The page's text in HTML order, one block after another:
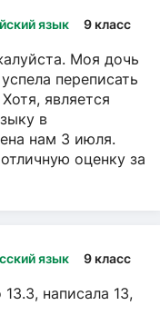
язык 9 класс
Моя дочь
переписать
является
в
нам 3 июля.
оценку за
язык 9 класс
написала 13,